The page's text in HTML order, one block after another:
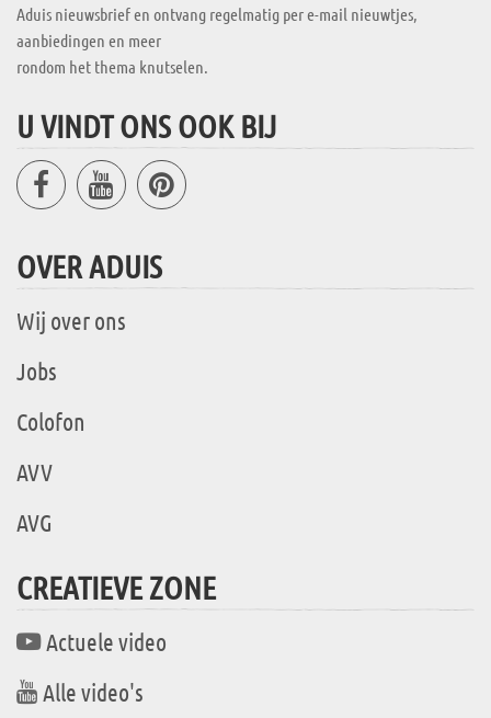
Aduis nieuwsbrief en ontvang regelmatig per e-mail nieuwtjes,
aanbiedingen en meer
rondom het thema knutselen.
U VINDT ONS OOK BIJ
OVER ADUIS
Wij over ons
Jobs
Colofon
AVV
AVG
CREATIEVE ZONE
Actuele video
Alle video's